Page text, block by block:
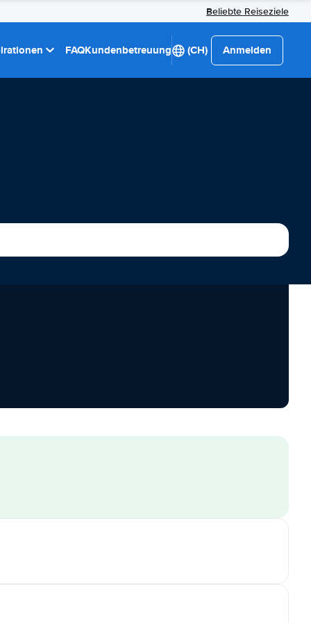
Beliebte Reiseziele
FAQKundenbetreuung (CH) Anmelden